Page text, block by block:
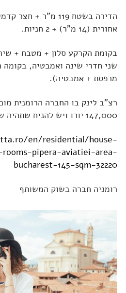
אחורית (14 מ"ר) + 2 חניות.
בקומת הקרקע סלון + מטבח +
שני חדרי שינה ואמבטיה,
מרפסת + אמבטיה).
רצ"ב לינק בו החברה הרומנית
147,000 יורו ויש להניח שתהיה שווה יותר בסוף הבניה
en/residential/house-
pipera-aviatiei-area-
bucharest-145-sqm-32220
רומניה חברה בשוק המשותף